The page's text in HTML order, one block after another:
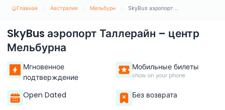
Главная Австралия Мельбурн SkyBus аэропорт Таллерайн – центр Мельбурна
SkyBus аэропорт Таллерайн – центр
Мельбурна
Мгновенное
подтверждение
Мобильные билеты
show on your phone
Open Dated Без возврата